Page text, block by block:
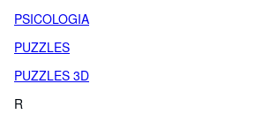
PSICOLOGIA
PUZZLES
PUZZLES 3D
R